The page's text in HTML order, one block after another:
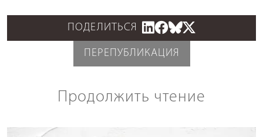
ПОДЕЛИТЬСЯ
ПЕРЕПУБЛИКАЦИЯ
Продолжить чтение